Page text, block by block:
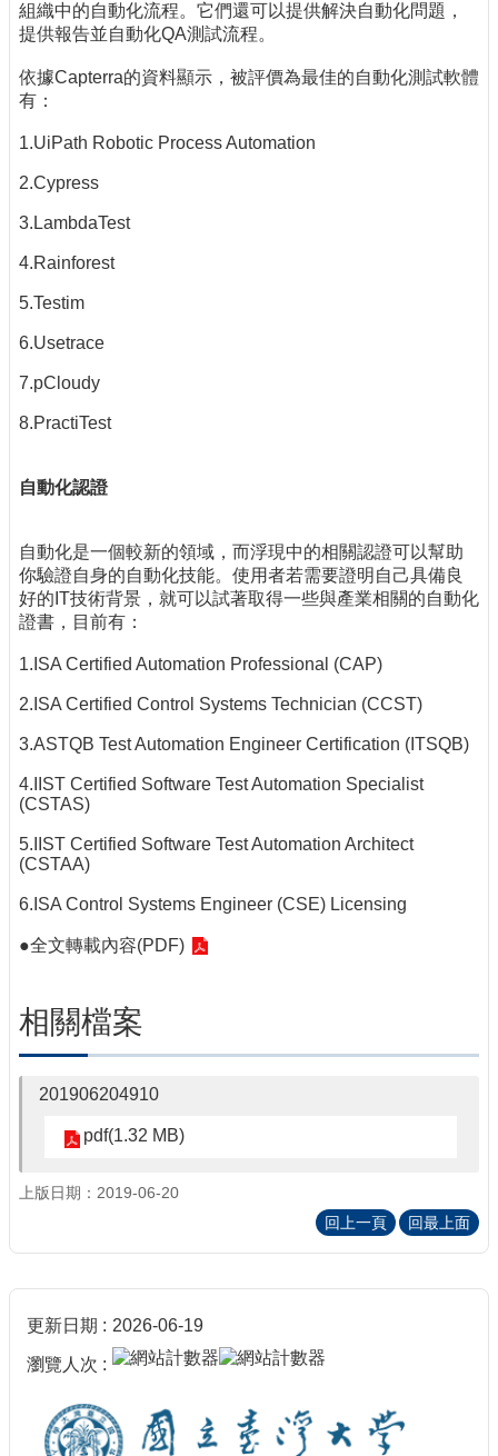
組織中的自動化流程。它們還可以提供解決自動化問題，
提供報告並自動化QA測試流程。
依據Capterra的資料顯示，被評價為最佳的自動化測試軟體
有：
1.UiPath Robotic Process Automation
2.Cypress
3.LambdaTest
4.Rainforest
5.Testim
6.Usetrace
7.pCloudy
8.PractiTest
自動化認證
自動化是一個較新的領域，而浮現中的相關認證可以幫助
你驗證自身的自動化技能。使用者若需要證明自己具備良
好的IT技術背景，就可以試著取得一些與產業相關的自動化
證書，目前有：
1.ISA Certified Automation Professional (CAP)
2.ISA Certified Control Systems Technician (CCST)
3.ASTQB Test Automation Engineer Certification (ITSQB)
4.IIST Certified Software Test Automation Specialist
(CSTAS)
5.IIST Certified Software Test Automation Architect
(CSTAA)
6.ISA Control Systems Engineer (CSE) Licensing
●全文轉載內容(PDF)
相關檔案
201906204910
pdf(1.32 MB)
上版日期：2019-06-20
回上一頁
回最上面
更新日期 2026-06-19
瀏覽人次